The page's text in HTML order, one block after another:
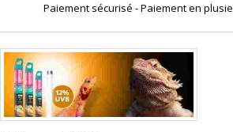
Paiement sécurisé - Paiement en